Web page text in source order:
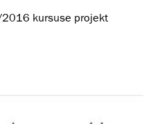
kursuse projekt